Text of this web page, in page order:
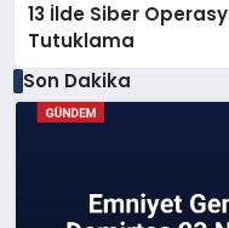
13 İlde Siber
Tutuklama
Son Dakika